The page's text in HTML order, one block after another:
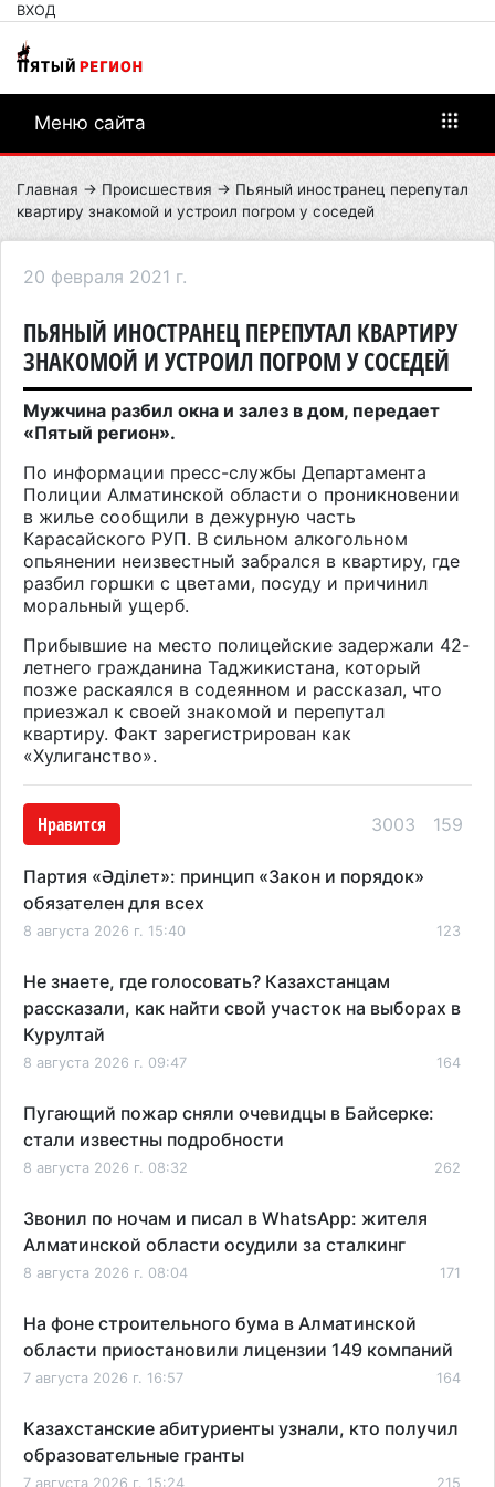
ВХОД
Меню сайта
Главная → Происшествия → Пьяный иностранец перепутал
квартиру знакомой и устроил погром у соседей
20 февраля 2021 г.
ПЬЯНЫЙ ИНОСТРАНЕЦ ПЕРЕПУТАЛ КВАРТИРУ
ЗНАКОМОЙ И УСТРОИЛ ПОГРОМ У СОСЕДЕЙ
Мужчина разбил окна и залез в дом, передает
«Пятый регион».
По информации пресс-службы Департамента
Полиции Алматинской области о проникновении
в жилье сообщили в дежурную часть
Карасайского РУП. В сильном алкогольном
опьянении неизвестный забрался в квартиру, где
разбил горшки с цветами, посуду и причинил
моральный ущерб.
Прибывшие на место полицейские задержали 42-
летнего гражданина Таджикистана, который
позже раскаялся в содеянном и рассказал, что
приезжал к своей знакомой и перепутал
квартиру. Факт зарегистрирован как
«Хулиганство».
Нравится 3003 159
Партия «Әділет»: принцип «Закон и порядок»
обязателен для всех
8 августа 2026 г. 15:40 123
Не знаете, где голосовать? Казахстанцам
рассказали, как найти свой участок на выборах в
Курултай
8 августа 2026 г. 09:47 164
Пугающий пожар сняли очевидцы в Байсерке:
стали известны подробности
8 августа 2026 г. 08:32 262
Звонил по ночам и писал в WhatsApp: жителя
Алматинской области осудили за сталкинг
8 августа 2026 г. 08:04 171
На фоне строительного бума в Алматинской
области приостановили лицензии 149 компаний
7 августа 2026 г. 16:57 164
Казахстанские абитуриенты узнали, кто получил
образовательные гранты
7 августа 2026 г. 15:24 215